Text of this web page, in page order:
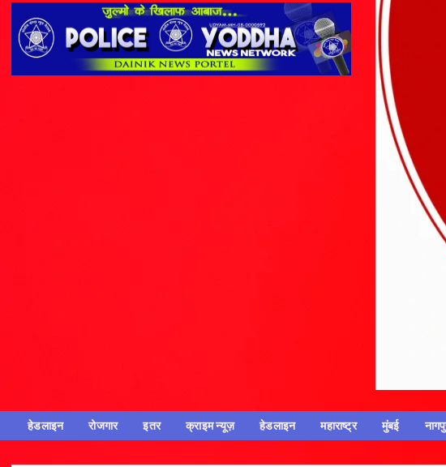
हेडलाइन रोजगार इतर क्राइम न्यूज़ हेडलाइन महाराष्ट्र मुंबई